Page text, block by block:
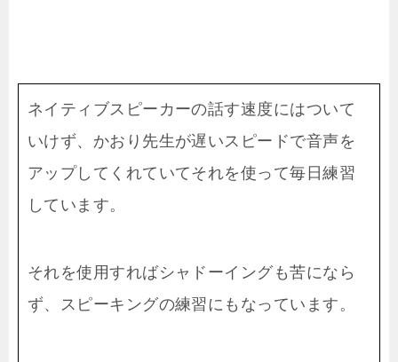
ネイティブスピーカーの話す速度にはついて
いけず、かおり先生が遅いスピードで音声を
アップしてくれていてそれを使って毎日練習
しています。
それを使用すればシャドーイングも苦になら
ず、スピーキングの練習にもなっています。